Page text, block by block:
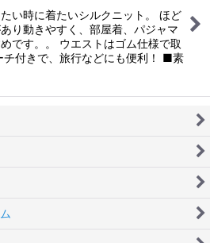
い時に着たいシルクニット。 ほど
り動きやすく、部屋着、パジャマ
です。。 ウエストはゴム仕様で取
チ付きで、旅行などにも便利！ ■素